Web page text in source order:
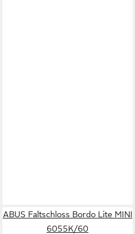
ABUS Faltschloss Bordo Lite MINI
6055K/60